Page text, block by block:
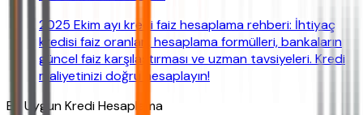
2025 Ekim ayı kredi faiz hesaplama rehberi: İhtiyaç
kredisi faiz oranları, hesaplama formülleri, bankaların
güncel faiz karşılaştırması ve uzman tavsiyeleri. Kredi
maliyetinizi doğru hesaplayın!
En Uygun Kredi Hesaplama